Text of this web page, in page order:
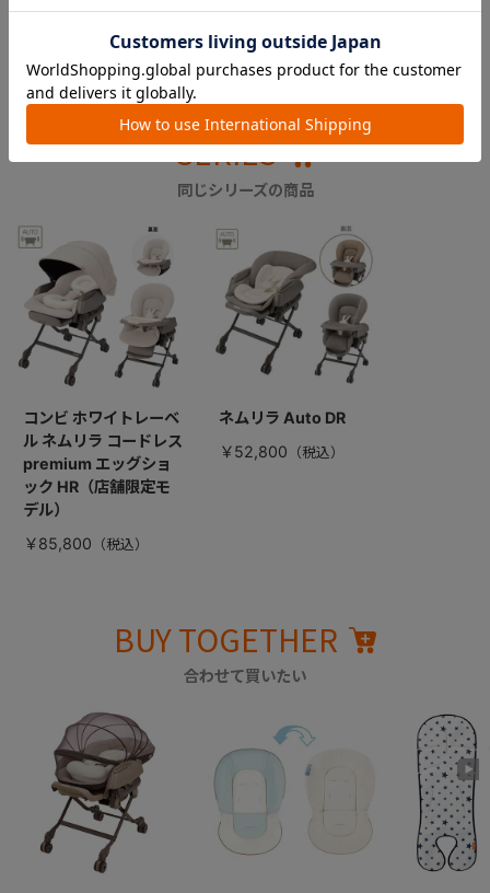
SERIES
同じシリーズの商品
コンビ ホワイトレーベ
ル ネムリラ コードレス
premium エッグショ
ック HR（店舗限定モ
デル）
￥85,800
ネムリラ Auto DR
￥52,800
BUY TOGETHER
合わせて買いたい